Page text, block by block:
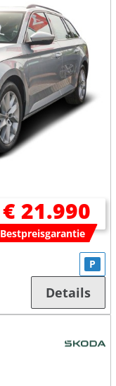
€ 21.990
Bestpreisgarantie
P
Details